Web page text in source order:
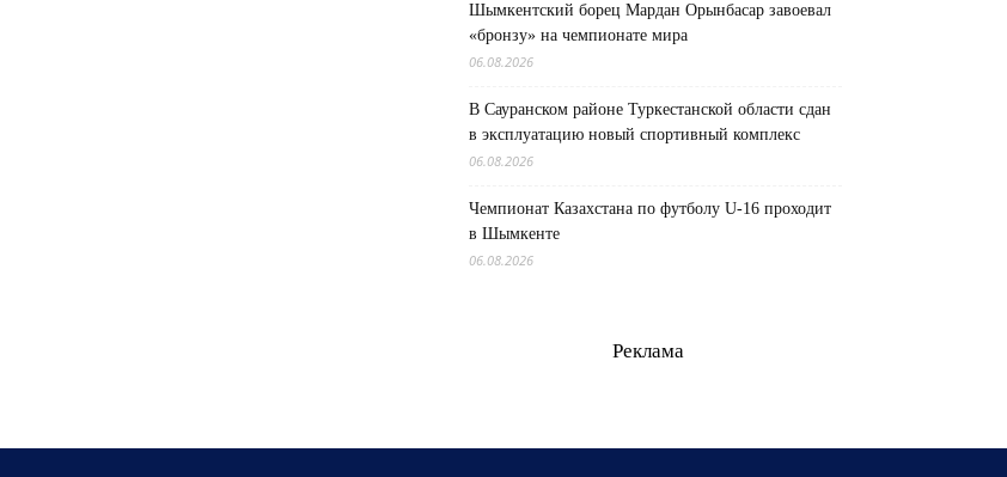
Шымкентский борец Мардан Орынбасар завоевал
«бронзу» на чемпионате мира
06.08.2026
В Сауранском районе Туркестанской области сдан
в эксплуатацию новый спортивный комплекс
06.08.2026
Чемпионат Казахстана по футболу U-16 проходит
в Шымкенте
06.08.2026
Реклама